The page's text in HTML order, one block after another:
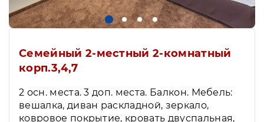
Семейный 2-местный 2-комнатный
корп.3,4,7
2 осн. места. 3 доп. места. Балкон. Мебель:
вешалка, диван раскладной, зеркало,
ковровое покрытие, кровать двуспальная,